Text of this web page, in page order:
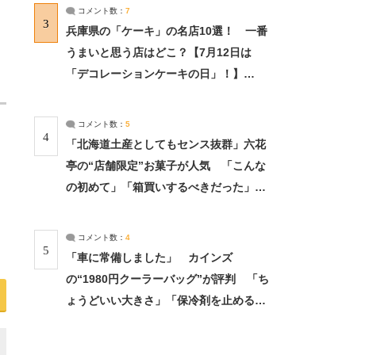
3
コメント数： 7
兵庫県の「ケーキ」の名店10選！ 一番
うまいと思う店はどこ？【7月12日は
「デコレーションケーキの日」！】
4
コメント数： 5
「北海道土産としてもセンス抜群」六花
亭の“店舗限定”お菓子が人気 「こんな
の初めて」「箱買いするべきだった」
5
コメント数： 4
「車に常備しました」 カインズ
の“1980円クーラーバッグ”が評判 「ち
ょうどいい大きさ」「保冷剤を止めるベ